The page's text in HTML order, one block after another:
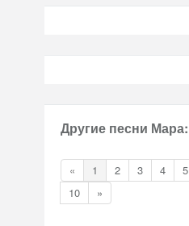
Другие песни Мара:
« 1 2 3 4 5
10
»